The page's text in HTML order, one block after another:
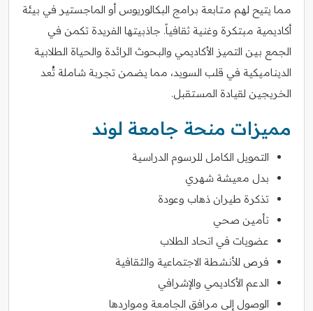
مما يتيح لهم متابعة برامج البكالوريوس أو الماجستير في بيئة
أكاديمية مبتكرة وغنية ثقافياً. جاذبيتها الفريدة تكمن في
الجمع بين التميز الأكاديمي والبحوث الرائدة والحياة الطلابية
الديناميكية في قلب السويد، مما يضمن تجربة شاملة تُعد
الخريجين لقيادة المستقبل.
مميزات منحة جامعة لوند
التمويل الكامل للرسوم الدراسية
بدل معيشة شهري
تذكرة طيران ذهاب وعودة
تأمين صحي
عضويات في اتحاد الطلاب
فرص للأنشطة الاجتماعية والثقافية
الدعم الأكاديمي والإشرافي
الوصول إلى مرافق الجامعة ومواردها